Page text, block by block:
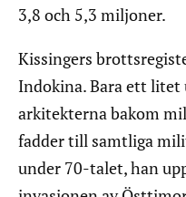
3,8 och 5,3 miljoner.
Kissingers
Indokina. Bara ett litet
arkitekterna bakom
fadder till samtliga
under 70-talet, han